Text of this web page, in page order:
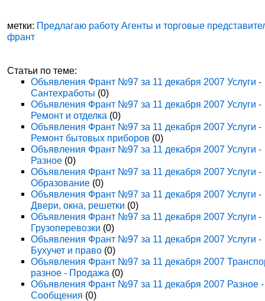
метки: Предлагаю работу Агенты и торговые
франт
Статьи по теме:
Объявления Франт №97 за 11 декабря 2007 Услуги -
Сантехработы (0)
Объявления Франт №97 за 11 декабря 2007 Услуги -
Ремонт и отделка (0)
Объявления Франт №97 за 11 декабря 2007 Услуги -
Ремонт бытовых приборов (0)
Объявления Франт №97 за 11 декабря 2007 Услуги -
Разное (0)
Объявления Франт №97 за 11 декабря 2007 Услуги -
Образование (0)
Объявления Франт №97 за 11 декабря 2007 Услуги -
Двери, окна, решетки (0)
Объявления Франт №97 за 11 декабря 2007 Услуги -
Грузоперевозки (0)
Объявления Франт №97 за 11 декабря 2007 Услуги -
Бухучет и право (0)
Объявления Франт №97 за 11 декабря 2007
разное - Продажа (0)
Объявления Франт №97 за 11 декабря 2007 Разное -
Сообщения (0)